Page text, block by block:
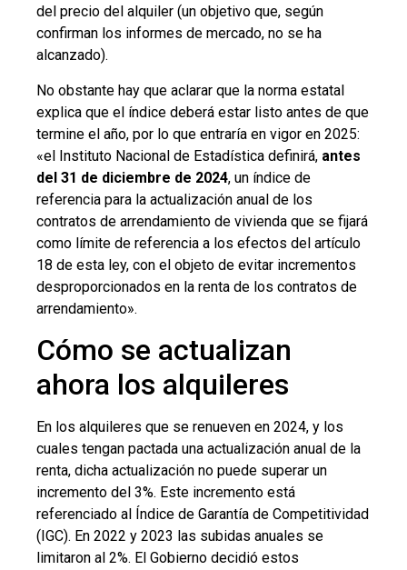
del precio del alquiler (un objetivo que, según
confirman los informes de mercado, no se ha
alcanzado).
No obstante hay que aclarar que la norma estatal
explica que el índice deberá estar listo antes de que
termine el año, por lo que entraría en vigor en 2025:
«el Instituto Nacional de Estadística definirá, antes
del 31 de diciembre de 2024, un índice de
referencia para la actualización anual de los
contratos de arrendamiento de vivienda que se fijará
como límite de referencia a los efectos del artículo
18 de esta ley, con el objeto de evitar incrementos
desproporcionados en la renta de los contratos de
arrendamiento».
Cómo se actualizan
ahora los alquileres
En los alquileres que se renueven en 2024, y los
cuales tengan pactada una actualización anual de la
renta, dicha actualización no puede superar un
incremento del 3%. Este incremento está
referenciado al Índice de Garantía de Competitividad
(IGC). En 2022 y 2023 las subidas anuales se
limitaron al 2%. El Gobierno decidió estos